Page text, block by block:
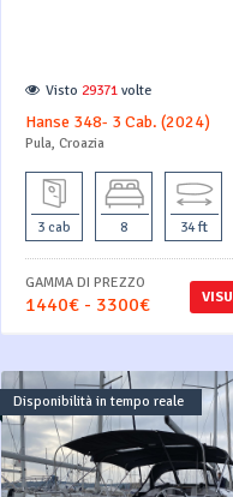
Visto 29371 volte
Hanse 348- 3 Cab. (2024)
Pula, Croazia
3 cab 8 34 ft
GAMMA DI PREZZO
1440€ - 3300€
Disponibilità in tempo reale